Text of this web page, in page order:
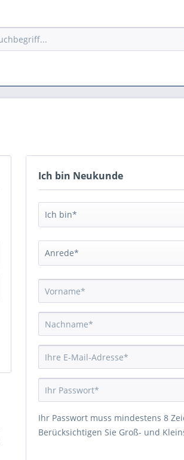
Ich bin Neukunde
Ihr Passwort muss mindestens 8
Berücksichtigen Sie Groß- und